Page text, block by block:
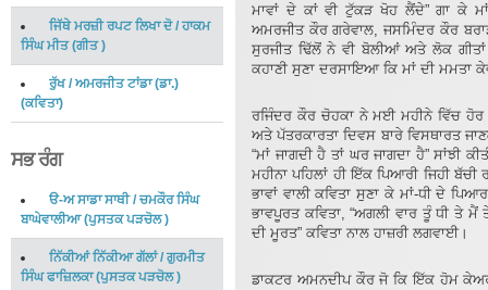
ਜਿੱਥੇ ਮਰਜ਼ੀ ਰਪਟ ਲਿਖਾ ਦੋ/ ਹਾਕਮ
ਸਿੰਘ ਮੀਤ(ਗੀਤ)
ਰੁੱਖ/ਅਮਰਜੀਤ ਟਾਂਡਾ (ਡਾ.)
(ਕਵਿਤਾ)
ਸਭ ਰੰਗ
ੳ-ਅ ਸਾਡਾ ਸਾਥੀ/ਚਮਕੌਰ ਸਿੰਘ
ਬਾਘੇਵਾਲੀਆ(ਪੁਸਤਕ ਪੜਚੋਲ)
ਨਿੱਕੀਆਂ ਨਿੱਕੀਆ ਗੱਲਾਂ/ ਗੁਰਮੀਤ
ਸਿੰਘ ਫਾਜ਼ਿਲਕਾ(ਪੁਸਤਕ ਪੜਚੋਲ)
ਮਾਵਾਂ ਦੇ ਕਾਂ ਵੀ ਟੁੱਕੜ ਖੋਹ ਲੈਂਦੇ” ਗਾ ਕੇ
ਅਮਰਜੀਤ ਕੌਰ ਗਰੇਵਾਲ, ਜਸਮਿੰਦਰ ਕੌਰ
ਸੁਰਜੀਤ ਢਿੱਲੋਂ ਨੇ ਵੀ ਬੋਲੀਆਂ ਅਤੇ ਲੋਕ ਗੀਤਾਂ
ਕਹਾਣੀ ਸੁਣਾ ਦਰਸਾਇਆ ਕਿ ਮਾਂ ਦੀ ਮਮਤਾ
ਰਜਿੰਦਰ ਕੌਰ ਚੋਹਕਾ ਨੇ ਮਈ ਮਹੀਨੇ ਵਿੱਚ ਹੋਰ
ਅਤੇ ਪੱਤਰਕਾਰਤਾ ਦਿਵਸ ਬਾਰੇ ਵਿਸਥਾਰਤ
“ਮਾਂ ਜਾਗਦੀ ਹੈ ਤਾਂ ਘਰ ਜਾਗਦਾ ਹੈ” ਸਾਂਝੀ
ਮਹੀਨਾ ਪਹਿਲਾਂ ਹੀ ਇੱਕ ਪਿਆਰੀ ਜਿਹੀ
ਭਾਵਾਂ ਵਾਲੀ ਕਵਿਤਾ ਸੁਣਾ ਕੇ ਮਾਂ-ਧੀ ਦੇ
ਭਾਵਪੂਰਤ ਕਵਿਤਾ, “ਅਗਲੀ ਵਾਰ ਤੂੰ ਧੀ ਤੇ ਮੈਂ
ਦੀ ਮੂਰਤ” ਕਵਿਤਾ ਨਾਲ ਹਾਜ਼ਰੀ ਲਗਵਾਈ।
ਡਾਕਟਰ ਅਮਨਦੀਪ ਕੌਰ ਜੋ ਕਿ ਇੱਕ ਹੋਮ